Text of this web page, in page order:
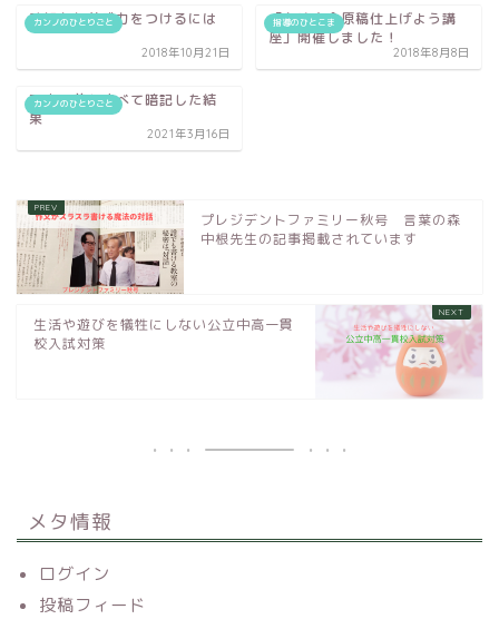
カンノのひとりごと
読解力と共感力をつけるには
2018年10月21日
指導のひとこま
「弁論大会原稿仕上げよう講
座」開催しました！
2018年8月8日
カンノのひとりごと
百人一首をすべて暗記した結
果
2021年3月16日
プレジデントファミリー秋号 言葉の森
中根先生の記事掲載されています
生活や遊びを犠牲にしない公立中高一貫
校入試対策
メタ情報
ログイン
投稿フィード